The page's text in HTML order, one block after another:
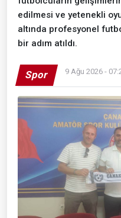
edilmesi ve yetenekli
altında profesyonel
bir adım atıldı.
Spor 9 Ağu 2026 -